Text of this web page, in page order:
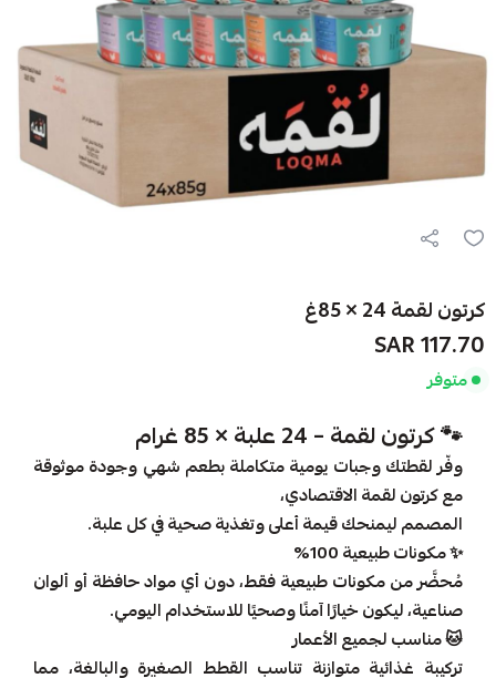
كرتون لقمة 24 × 85غ
117.70 SAR
متوفر
🐾 كرتون لقمة – 24 علبة × 85 غرام
وفّر لقطتك وجبات يومية متكاملة بطعم شهي وجودة موثوقة
مع كرتون لقمة الاقتصادي،
المصمم ليمنحك قيمة أعلى وتغذية صحية في كل علبة.
✨ مكونات طبيعية 100%
مُحضَّر من مكونات طبيعية فقط، دون أي مواد حافظة أو ألوان
صناعية، ليكون خيارًا آمنًا وصحيًا للاستخدام اليومي.
🐱 مناسب لجميع الأعمار
تركيبة غذائية متوازنة تناسب القطط الصغيرة والبالغة، مما